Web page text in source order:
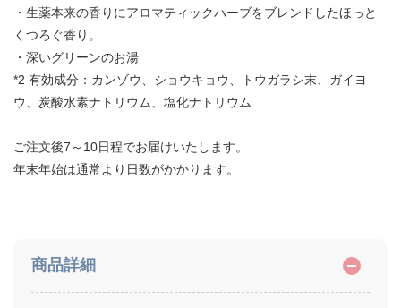
・生薬本来の香りにアロマティックハーブをブレンドしたほっと
くつろぐ香り。
・深いグリーンのお湯
*2 有効成分：カンゾウ、ショウキョウ、トウガラシ末、ガイヨ
ウ、炭酸水素ナトリウム、塩化ナトリウム
ご注文後7～10日程でお届けいたします。
年末年始は通常より日数がかかります。
商品詳細